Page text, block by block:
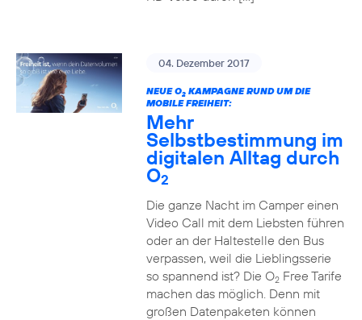
04. Dezember 2017
NEUE O2KAMPAGNE RUND UM DIE
MOBILE FREIHEIT:
Mehr
Selbstbestimmung im
digitalen Alltag durch
O2
Die ganze Nacht im Camper einen
Video Call mit dem Liebsten führen
oder an der Haltestelle den Bus
verpassen, weil die Lieblingsserie
so spannend ist? Die O2Free Tarife
machen das möglich. Denn mit
großen Datenpaketen können